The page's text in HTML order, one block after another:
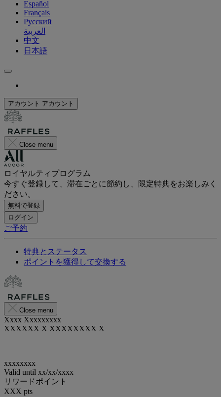
Español
Français
Русский
العربية
中文
日本語
アカウント アカウント
Close menu
ロイヤルティプログラム
今すぐ登録して、滞在ごとに節約し、限定特典をお楽しみく
ださい。
無料で登録
ログイン
ご予約
特典とステータス
ポイントを獲得して交換する
Close menu
Xxxx Xxxxxxxxx
XXXXXX X XXXXXXXX X
xxxxxxxx
Valid until xx/xx/xxxx
リワードポイント
XXX pts